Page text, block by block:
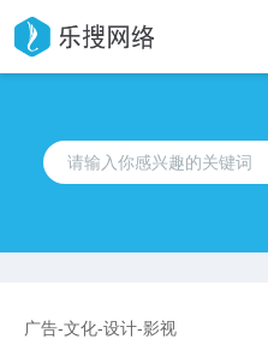
广告-文化-设计-影视